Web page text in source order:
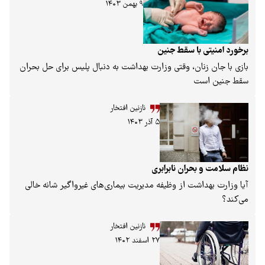
۹ بهمن ۱۴۰۳
با سقط جنین
وقتی وزارت بهداشت به دنبال پلیس برای حل بحران
نازنین افتخار
۵ آذر ۱۴۰۳
نابرابری
از وظیفه مدیریت بیماری‌های غیرواگیر شانه خالی
نازنین افتخار
۲۷ اسفند ۱۴۰۲